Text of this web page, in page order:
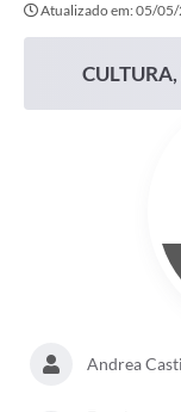
Atualizado em: 05/
Andrea